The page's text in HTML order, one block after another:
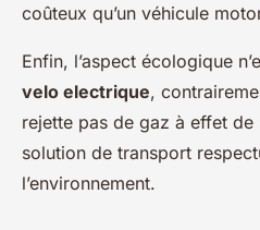
coûteux qu’un véhicule
Enfin, l’aspect écologique
velo electrique,
rejette pas de gaz à effet de
solution de transport
l’environnement.